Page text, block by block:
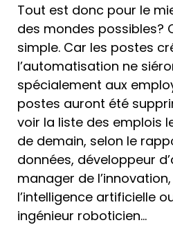
Tout est donc pour le
des mondes possibles?
simple. Car les postes
l’automatisation ne
spécialement aux
postes auront été
voir la liste des emplois
de demain, selon le
données, développeur
manager de
l’intelligence artificielle
ingénieur roboticien…